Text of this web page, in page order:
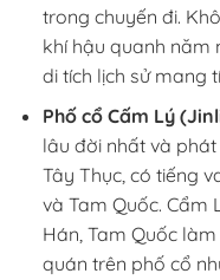
trong chuyến đi.
khí hậu quanh năm
di tích lịch sử mang
Phố cổ Cấm Lý
lâu đời nhất và
Tây Thục, có tiếng
và Tam Quốc. Cẩm
Hán, Tam Quốc
quán trên phố cổ